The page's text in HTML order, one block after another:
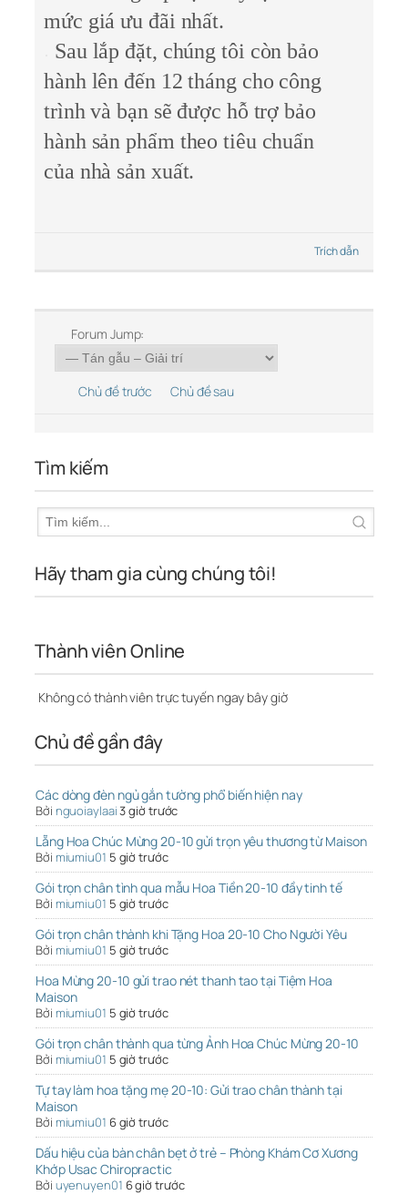
mức giá ưu đãi nhất.
Sau lắp đặt, chúng tôi còn bảo
hành lên đến 12 tháng cho công
trình và bạn sẽ được hỗ trợ bảo
hành sản phẩm theo tiêu chuẩn
của nhà sản xuất.
Trích dẫn
Forum Jump:
Chủ đề trước Chủ đề sau
Tìm kiếm
Hãy tham gia cùng chúng tôi!
Thành viên Online
Không có thành viên trực tuyến ngay bây giờ
Chủ đề gần đây
Các dòng đèn ngủ gắn tường phổ biến hiện nay
Bởi nguoiaylaai3 giờ trước
Lẵng Hoa Chúc Mừng 20-10 gửi trọn yêu thương từ Maison
Bởi miumiu01 5 giờ trước
Gói trọn chân tình qua mẫu Hoa Tiền 20-10 đầy tinh tế
Bởi miumiu01 5 giờ trước
Gói trọn chân thành khi Tặng Hoa 20-10 Cho Người Yêu
Bởi miumiu01 5 giờ trước
Hoa Mừng 20-10 gửi trao nét thanh tao tại Tiệm Hoa
Maison
Bởi miumiu01 5 giờ trước
Gói trọn chân thành qua từng Ảnh Hoa Chúc Mừng 20-10
Bởi miumiu01 5 giờ trước
Tự tay làm hoa tặng mẹ 20-10: Gửi trao chân thành tại
Maison
Bởi miumiu01 6 giờ trước
Dấu hiệu của bàn chân bẹt ở trẻ – Phòng Khám Cơ Xương
Khớp Usac Chiropractic
Bởi uyenuyen01 6 giờ trước